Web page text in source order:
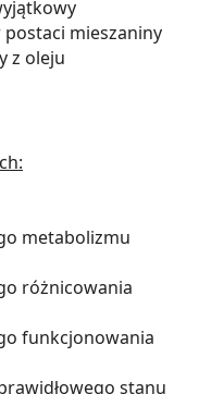
postaci mieszaniny
z oleju
metabolizmu
różnicowania
funkcjonowania
stanu